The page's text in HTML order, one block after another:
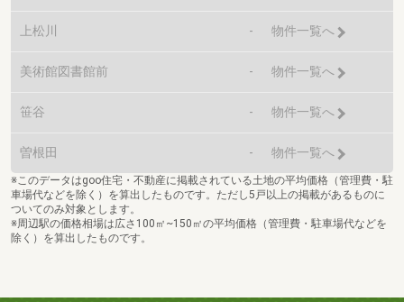
上松川 - 物件一覧へ
美術館図書館前 - 物件一覧へ
笹谷 - 物件一覧へ
曽根田 - 物件一覧へ
※このデータはgoo住宅・不動産に掲載されている土地の平均価格（管理費・駐
車場代などを除く）を算出したものです。ただし5戸以上の掲載があるものに
ついてのみ対象とします。
※周辺駅の価格相場は広さ100㎡~150㎡の平均価格（管理費・駐車場代などを
除く）を算出したものです。